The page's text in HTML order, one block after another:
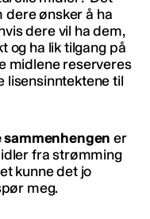
dere ønsker å ha
dere vil ha dem,
og ha lik tilgang på
midlene reserveres
lisensinntektene til
er
fra strømming
kunne det jo
meg.